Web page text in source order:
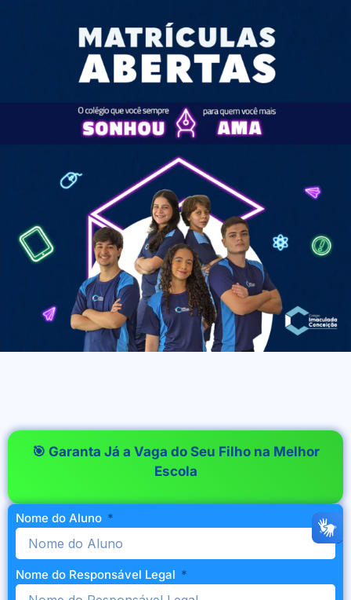
🎯 Garanta Já a Vaga do Seu Filho na Melhor
Escola
Nome do Aluno
Nome do Responsável Legal